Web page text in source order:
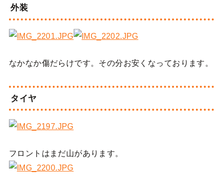
外装
なかなか傷だらけです。その分お安くなっております。
タイヤ
フロントはまだ山があります。